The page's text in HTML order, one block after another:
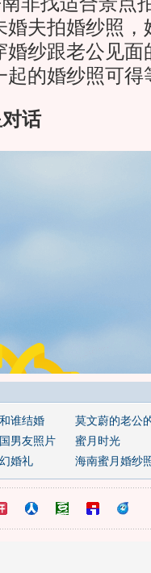
夫拍婚纱照，
纱跟老公见面
起的婚纱照可
话
谁结婚
莫文蔚的老公
男友照片
蜜月时光
婚礼 海南蜜月婚纱